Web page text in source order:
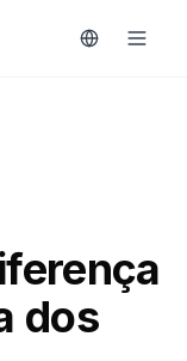
dos